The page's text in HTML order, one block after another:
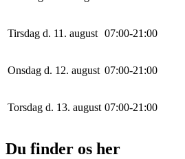
Tirsdag d. 11. august 07:00-21 :00
Onsdag d. 12. august 07:00-21 :00
Torsdag d. 13. august 07:00-21 :00
Du finder os her